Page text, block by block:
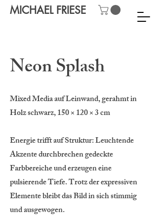
MICHAEL FRIESE
Neon Splash
Mixed Media auf Leinwand, gerahmt in
Holz schwarz, 150 × 120 × 3 cm
Energie trifft auf Struktur: Leuchtende
Akzente durchbrechen gedeckte
Farbbereiche und erzeugen eine
pulsierende Tiefe. Trotz der expressiven
Elemente bleibt das Bild in sich stimmig
und ausgewogen.